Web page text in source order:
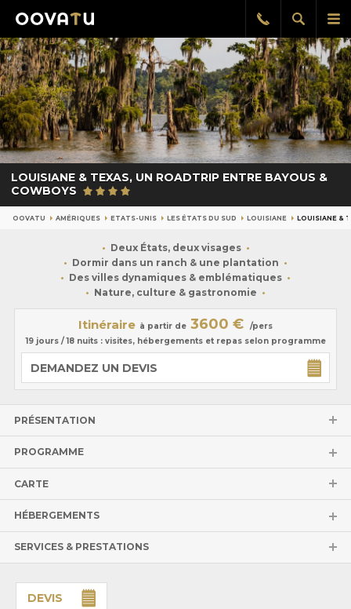
le
Afficher
la
Rappel
gratuit
LOUISIANE & TEXAS, UN ROADTRIP ENTRE BAYOUS &
COWBOYS
OOVATU AMÉRIQUES ETATS-UNIS LES ÉTATS DU SUD LOUISIANE LOUISIANE &
Deux États, deux visages
Dormir dans un ranch & une plantation
Des villes dynamiques & emblématiques
Nature, culture & gastronomie
Itinéraire à partir de 3600 €
/pers
19 jours / 18 nuits : visites, hébergements et repas selon programme
DEMANDEZ UN DEVIS
PRÉSENTATION
PROGRAMME
CARTE
HÉBERGEMENTS
SERVICES & PRESTATIONS
DEVIS